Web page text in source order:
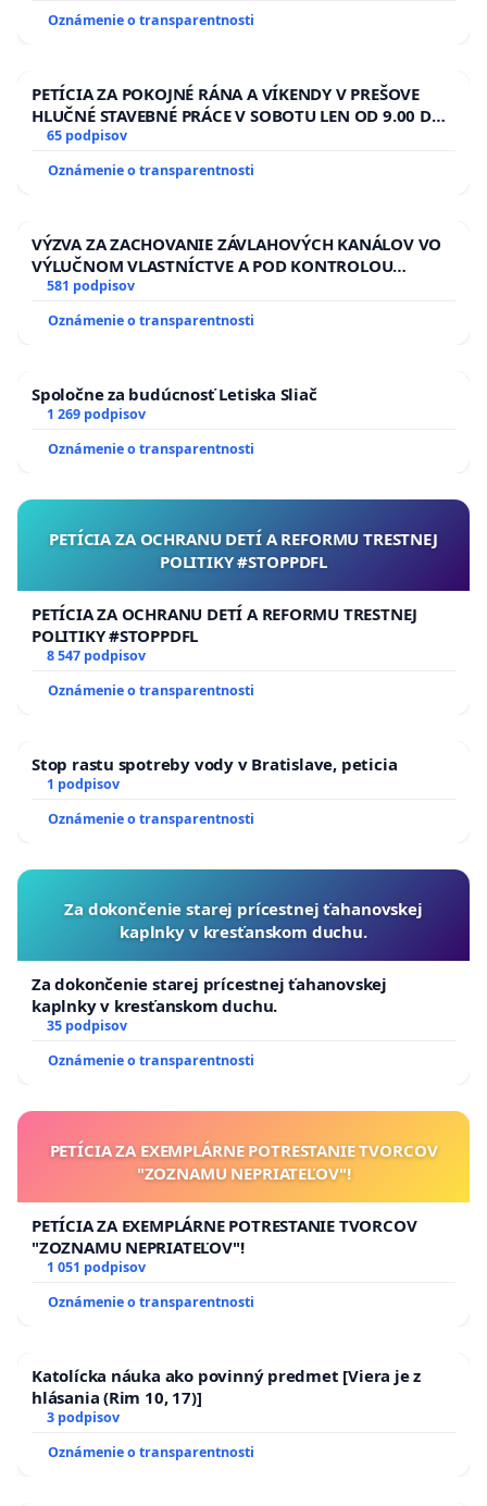
Oznámenie o transparentnosti
PETÍCIA ZA POKOJNÉ RÁNA A VÍKENDY V PREŠOVE
HLUČNÉ STAVEBNÉ PRÁCE V SOBOTU LEN OD 9.00 DO
13.00 HOD., CEZ PRACOVNÝ TÝŽDEŇ CIEĽ 8.00 – 18.00
HOD. A PRAVIDELNÁ KONTROLA STAVBY C-AREA NA
ĎUMBIERSKEJ/MAGU
65 podpisov
Oznámenie o transparentnosti
VÝZVA ZA ZACHOVANIE ZÁVLAHOVÝCH KANÁLOV VO
VÝLUČNOM VLASTNÍCTVE A POD KONTROLOU
SLOVENSKEJ REPUBLIKY & žiadosť na riešenie
zanedbaného stavu závlahových a odvodňovacích
kanálov na Slovensku
581 podpisov
Oznámenie o transparentnosti
Spoločne za budúcnosť Letiska Sliač
1 269 podpisov
Oznámenie o transparentnosti
PETÍCIA ZA OCHRANU DETÍ A REFORMU TRESTNEJ
POLITIKY #STOPPDFL
PETÍCIA ZA OCHRANU DETÍ A REFORMU TRESTNEJ
POLITIKY #STOPPDFL
8 547 podpisov
Oznámenie o transparentnosti
Stop rastu spotreby vody v Bratislave, peticia
1 podpisov
Oznámenie o transparentnosti
Za dokončenie starej prícestnej ťahanovskej
kaplnky v kresťanskom duchu.
Za dokončenie starej prícestnej ťahanovskej
kaplnky v kresťanskom duchu.
35 podpisov
Oznámenie o transparentnosti
PETÍCIA ZA EXEMPLÁRNE POTRESTANIE TVORCOV
"ZOZNAMU NEPRIATEĽOV"!
PETÍCIA ZA EXEMPLÁRNE POTRESTANIE TVORCOV
"ZOZNAMU NEPRIATEĽOV"!
1 051 podpisov
Oznámenie o transparentnosti
Katolícka náuka ako povinný predmet [Viera je z
hlásania (Rim 10, 17)]
3 podpisov
Oznámenie o transparentnosti